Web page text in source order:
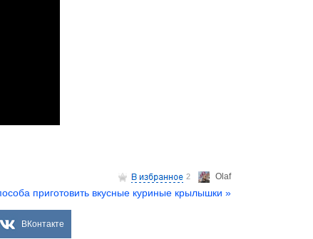
Olaf
2
приготовить вкусные куриные крылышки »
ВКонтакте